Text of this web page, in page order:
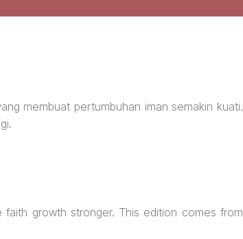
membuat pertumbuhan iman semakin kuati.
growth stronger. This edition comes from